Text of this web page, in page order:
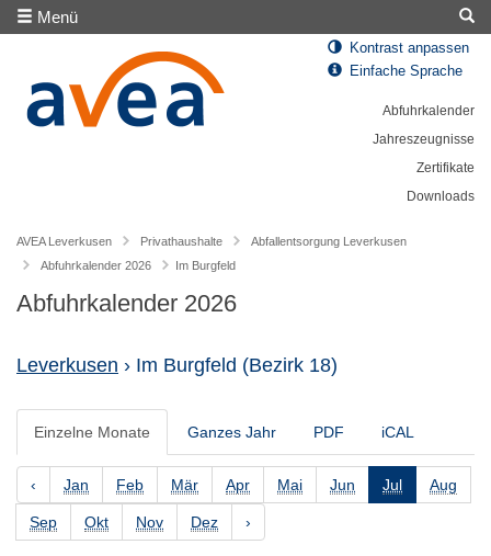
Menü
Kontrast anpassen
Einfache Sprache
Abfuhrkalender
Jahreszeugnisse
Zertifikate
Downloads
AVEA Leverkusen Privathaushalte
Abfallentsorgung Leverkusen
Abfuhrkalender 2026
Im Burgfeld
Abfuhrkalender 2026
Leverkusen › Im Burgfeld (Bezirk 18)
Einzelne Monate Ganzes Jahr PDF iCAL
‹ Jan Feb Mär Apr Mai Jun Jul Aug
Sep Okt Nov Dez ›